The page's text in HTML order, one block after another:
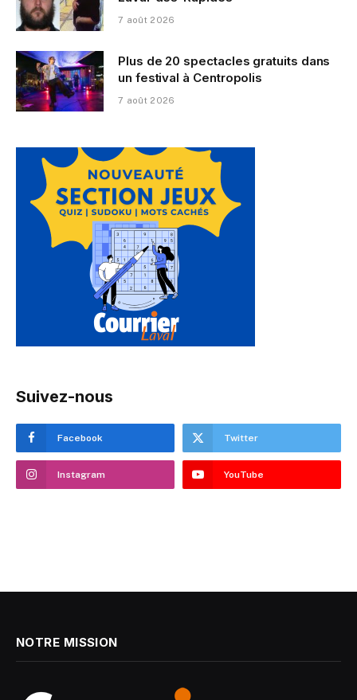
7 août 2026
Plus de 20 spectacles gratuits dans
un festival à Centropolis
7 août 2026
Suivez-nous
Facebook Twitter
Instagram YouTube
NOTRE MISSION